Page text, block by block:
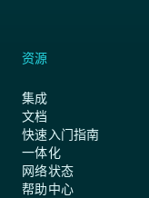
资源
集成
文档
快速入门指南
一体化
网络状态
帮助中心